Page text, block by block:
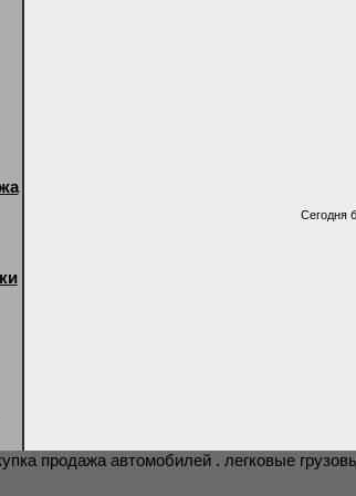
Сегодня
продажа автомобилей . легковые